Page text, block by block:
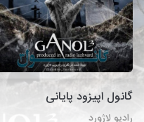
گانول اپیزود پایانی
رادیو لاژورد